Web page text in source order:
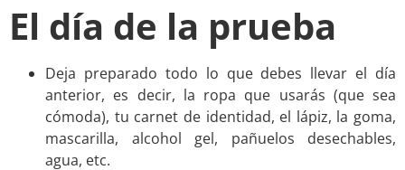
El día de la prueba
Deja preparado todo lo que debes llevar el día
anterior, es decir, la ropa que usarás (que sea
cómoda), tu carnet de identidad, el lápiz, la goma,
mascarilla, alcohol gel, pañuelos desechables,
agua, etc.